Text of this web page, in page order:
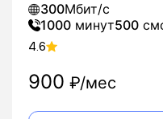
300Мбит/с
1000 минут500
4.6
900 ₽/мес